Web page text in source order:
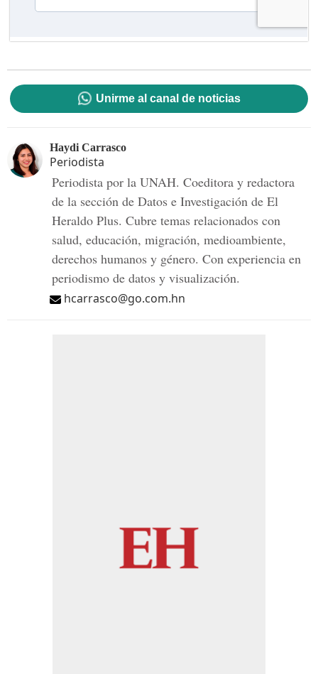
Unirme al canal de noticias
Haydi Carrasco
Periodista
Periodista por la UNAH. Coeditora y redactora
de la sección de Datos e Investigación de El
Heraldo Plus. Cubre temas relacionados con
salud, educación, migración, medioambiente,
derechos humanos y género. Con experiencia en
periodismo de datos y visualización.
hcarrasco@go.com.hn